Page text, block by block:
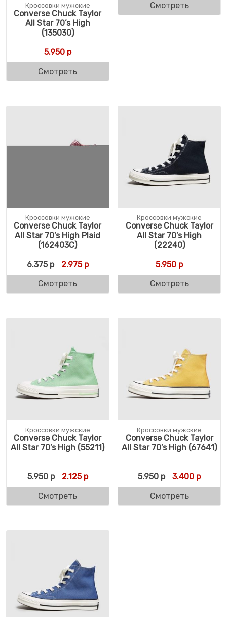
Кроссовки мужские
Converse Chuck Taylor
All Star 70’s High
(135030)
5.950р
Смотреть
Смотреть
Кроссовки мужские
Converse Chuck Taylor
All Star 70’s High Plaid
(162403C)
6.375р Первоначальная цена составляла 6.375 р.
2.975рТекущая цена: 2.975 р.
Смотреть
Кроссовки мужские
Converse Chuck Taylor
All Star 70’s High
(22240)
5.950 р
Смотреть
Кроссовки мужские
Converse Chuck Taylor
All Star 70’s High (55211)
5.950р Первоначальная цена составляла 5.950 р.
2.125рТекущая цена: 2.125 р.
Смотреть
Кроссовки мужские
Converse Chuck Taylor
All Star 70’s High (67641)
5.950р 3.400 р
Смотреть